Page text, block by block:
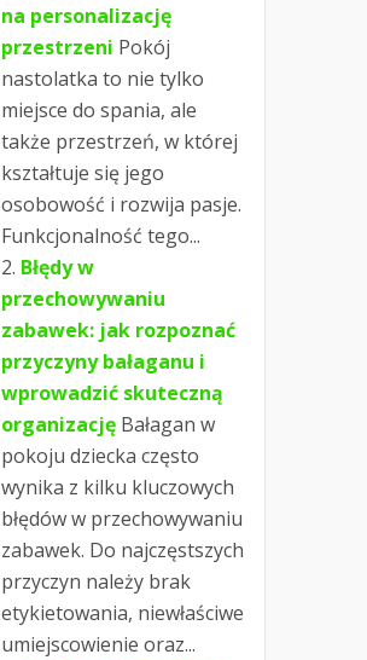
na personalizację
przestrzeni Pokój
nastolatka to nie tylko
miejsce do spania, ale
także przestrzeń, w której
kształtuje się jego
osobowość i rozwija pasje.
Funkcjonalność tego...
Błędy w
przechowywaniu
zabawek: jak rozpoznać
przyczyny bałaganu i
wprowadzić skuteczną
organizację Bałagan w
pokoju dziecka często
wynika z kilku kluczowych
błędów w przechowywaniu
zabawek. Do najczęstszych
przyczyn należy brak
etykietowania, niewłaściwe
umiejscowienie oraz...